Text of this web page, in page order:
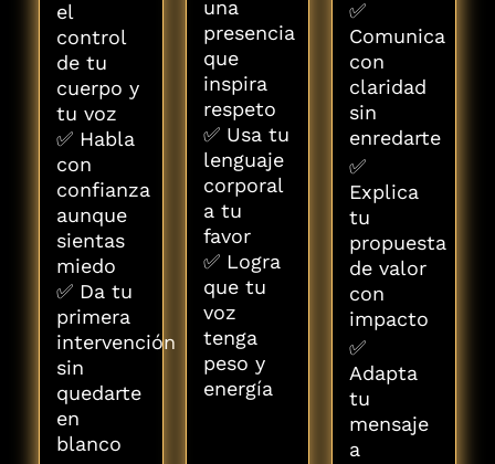
el
control
de tu
cuerpo y
tu voz
✅ Habla
con
confianza
aunque
sientas
miedo
✅ Da tu
primera
intervención
sin
quedarte
en
blanco
una
presencia
que
inspira
respeto
✅ Usa tu
lenguaje
corporal
a tu
favor
✅ Logra
que tu
voz
tenga
peso y
energía
✅
Comunica
con
claridad
sin
enredarte
✅
Explica
tu
propuesta
de valor
con
impacto
✅
Adapta
tu
mensaje
a